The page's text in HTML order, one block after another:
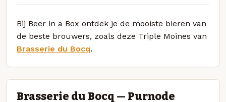
Bij Beer in a Box ontdek je de mooiste bieren van
de beste brouwers, zoals deze Triple Moines van
Brasserie du Bocq.
Brasserie du Bocq — Purnode